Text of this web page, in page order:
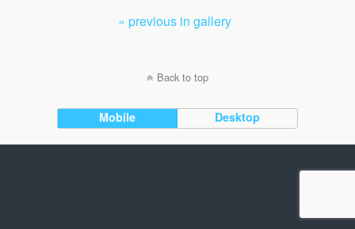
« previous in gallery
Back to top
Mobile Desktop